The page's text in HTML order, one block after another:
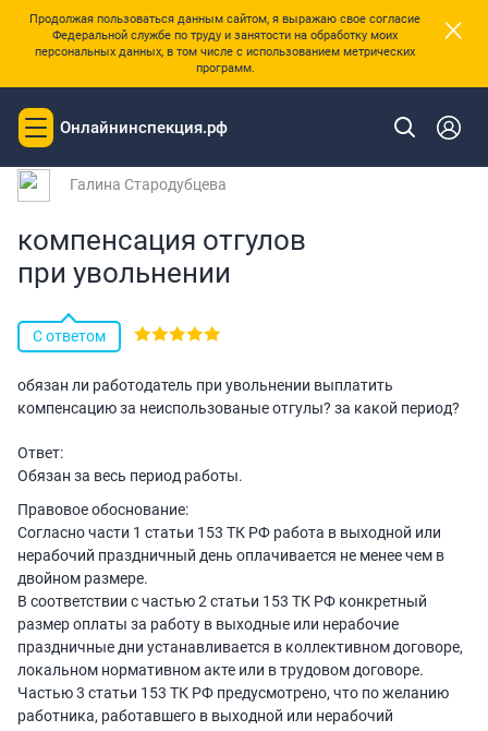
Продолжая пользоваться данным сайтом, я выражаю свое согласие
Федеральной службе по труду и занятости на обработку моих
персональных данных, в том числе с использованием метрических
программ.
×
Toggle
navigation
Онлайнинспекция.рф
Главная
Галина Стародубцева
компенсация отгулов
при увольнении
С ответом
обязан ли работодатель при увольнении выплатить
компенсацию за неиспользованые отгулы? за какой период?
Ответ:
Обязан за весь период работы.
Правовое обоснование:
Согласно части 1 статьи 153 ТК РФ работа в выходной или
нерабочий праздничный день оплачивается не менее чем в
двойном размере.
В соответствии с частью 2 статьи 153 ТК РФ конкретный
размер оплаты за работу в выходные или нерабочие
праздничные дни устанавливается в коллективном договоре,
локальном нормативном акте или в трудовом договоре.
Частью 3 статьи 153 ТК РФ предусмотрено, что по желанию
работника, работавшего в выходной или нерабочий